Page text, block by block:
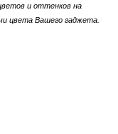
и оттенков на
цвета Вашего гаджета.